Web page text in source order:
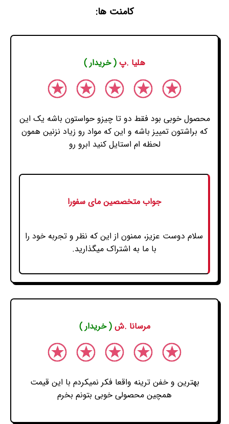
کامنت ها:
هلیا .پ ( خریدار )
محصول خوبی بود فقط دو تا چیزو حواستون باشه یک این
که براشتون تمییز باشه و این که مواد رو زیاد نزنین همون
لحظه ام استایل کنید ابرو رو
جواب متخصصین مای سفورا
سلام دوست عزیز، ممنون از این که نظر و تجربه خود را
با ما به اشتراک میگذارید.
مرسانا .ش( خریدار )
بهترین و خفن ترینه واقعا فکر نمیکردم با این قیمت
همچین محصولی خوبی بتونم بخرم